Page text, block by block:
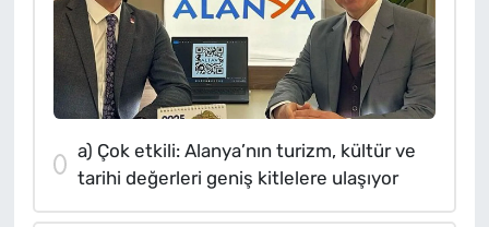
a) Çok etkili: Alanya’nın turizm, kültür ve
tarihi değerleri geniş kitlelere ulaşıyor